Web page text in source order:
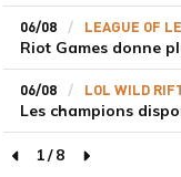
06/08 LEAGUE OF
06/08 LOL WILD
page précédente
1/8
page